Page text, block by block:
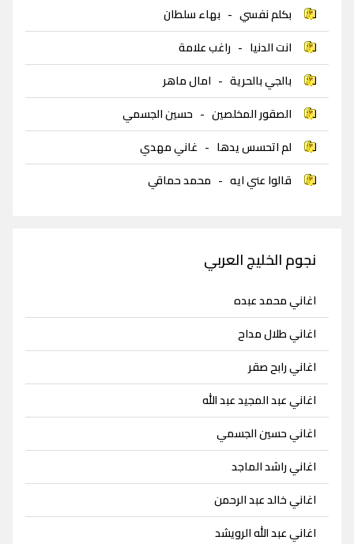
بكلم نفسي - بهاء سلطان
انت الدنيا - راغب علامة
بالجي بالحرية - امال ماهر
الصقور المخلصين - حسين الجسمي
لم اتحسس يدها - غاني مهدي
قالوا عني ايه - محمد حماقي
نجوم الخليج العربي
اغاني محمد عبده
اغاني طلال مداح
اغاني رابح صقر
اغاني عبد المجيد عبد الله
اغاني حسين الجسمي
اغاني راشد الماجد
اغاني خالد عبد الرحمن
اغاني عبد الله الرويشد